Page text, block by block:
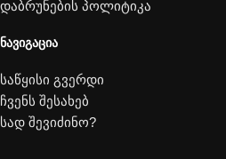
დაბრუნების პოლიტიკა
ᲜᲐᲕᲘᲒᲐᲪᲘᲐ
საწყისი გვერდი
ჩვენს შესახებ
სად შევიძინო?